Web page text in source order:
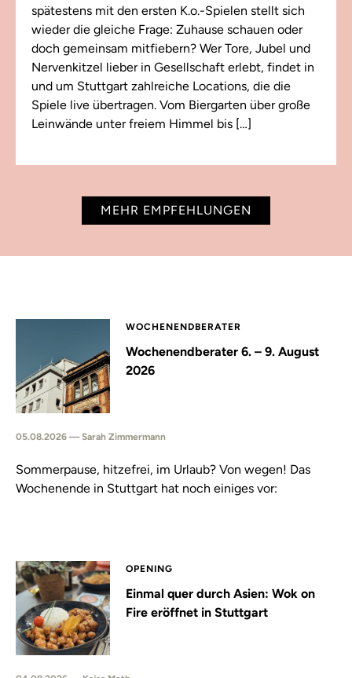
spätestens mit den ersten K.o.-Spielen stellt sich
wieder die gleiche Frage: Zuhause schauen oder
doch gemeinsam mitfiebern? Wer Tore, Jubel und
Nervenkitzel lieber in Gesellschaft erlebt, findet in
und um Stuttgart zahlreiche Locations, die die
Spiele live übertragen. Vom Biergarten über große
Leinwände unter freiem Himmel bis […]
MEHR EMPFEHLUNGEN
WOCHENENDBERATER
Wochenendberater 6. – 9. August
2026
05.08.2026 — Sarah Zimmermann
Sommerpause, hitzefrei, im Urlaub? Von wegen! Das
Wochenende in Stuttgart hat noch einiges vor:
OPENING
Einmal quer durch Asien: Wok on
Fire eröffnet in Stuttgart